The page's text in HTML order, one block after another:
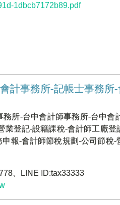
1dbcb7172b89.pdf
計事務所-記帳士事務
所-台中會計師事務所-台中
業登記-設籍課稅-會計師工廠
報-會計師節稅規劃-公司節稅
、LINE ID:tax33333